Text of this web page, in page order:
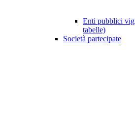
Enti pubblici
tabelle)
Società partecipate